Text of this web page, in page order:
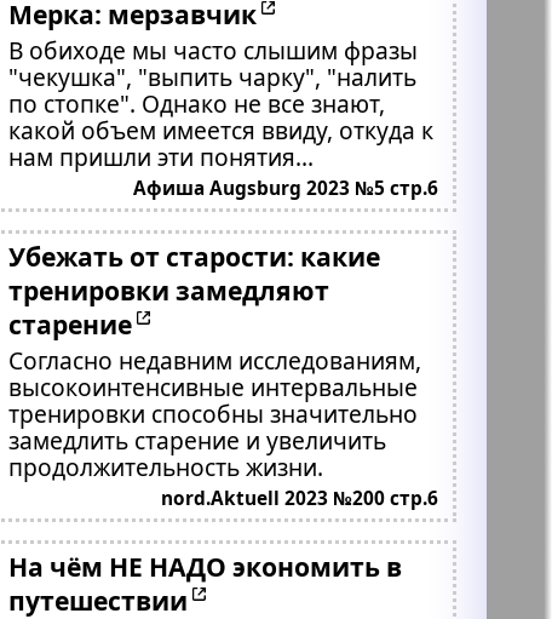
Мерка: мерзавчик
В обиходе мы часто слышим фразы
"чекушка", "выпить чарку", "налить
по стопке". Однако не все знают,
какой объем имеется ввиду, откуда к
нам пришли эти понятия...
Афиша Augsburg 2023 №5 стр.6
Убежать от старости: какие
тренировки замедляют
старение
Согласно недавним исследованиям,
высокоинтенсивные интервальные
тренировки способны значительно
замедлить старение и увеличить
продолжительность жизни.
nord.Aktuell 2023 №200 стр.6
На чём НЕ НАДО экономить в
путешествии